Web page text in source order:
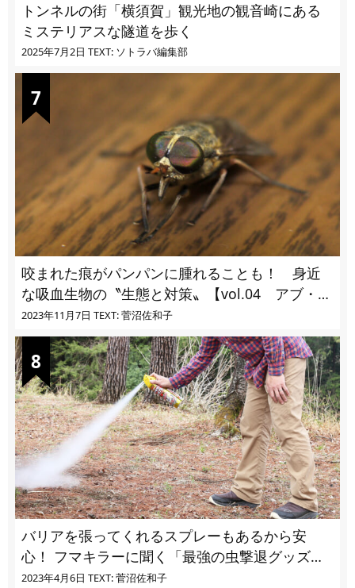
トンネルの街「横須賀」観光地の観音崎にある
ミステリアスな隧道を歩く
2025年7月2日 TEXT: ソトラバ編集部
咬まれた痕がパンパンに腫れることも！ 身近
な吸血生物の〝生態と対策〟【vol.04 アブ・ブ
ユ・ヌカカ】
2023年11月7日 TEXT: 菅沼佐和子
バリアを張ってくれるスプレーもあるから安
心！ フマキラーに聞く「最強の虫撃退グッズ
vol.4」【キャンプサイトで使う虫よけ】
2023年4月6日 TEXT: 菅沼佐和子